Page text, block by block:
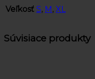
Veľkosť S, M, XL
Súvisiace produkty